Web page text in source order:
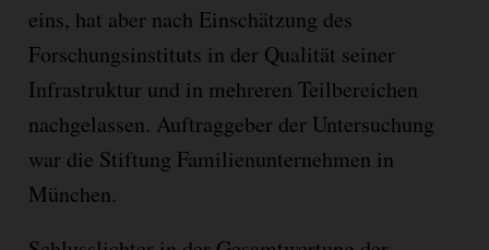
eins, hat aber nach Einschätzung des
Forschungsinstituts in der Qualität seiner
Infrastruktur und in mehreren Teilbereichen
nachgelassen. Auftraggeber der Untersuchung
war die Stiftung Familienunternehmen in
München.